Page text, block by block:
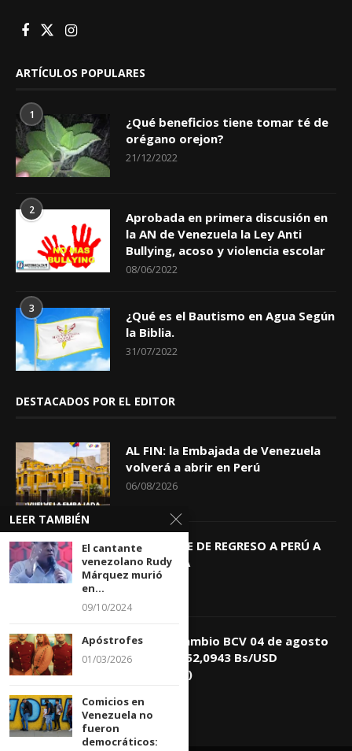
ARTÍCULOS POPULARES
1
¿Qué beneficios tiene tomar té de
orégano orejon?
21/12/2022
2
Aprobada en primera discusión en
la AN de Venezuela la Ley Anti
Bullying, acoso y violencia escolar
08/06/2022
3
¿Qué es el Bautismo en Agua Según
la Biblia.
31/07/2022
DESTACADOS POR EL EDITOR
AL FIN: la Embajada de Venezuela
volverá a abrir en Perú
06/08/2026
KEIKO TRAE DE REGRESO A PERÚ A
GIOVANNA
04/08/2026
Tasa de Cambio BCV 04 de agosto
de 2026: 752,0943 Bs/USD
(+0,4418%)
LEER TAMBIÉN
El cantante
venezolano Rudy
Márquez murió
en...
09/10/2024
Apóstrofes
01/03/2026
Comicios en
Venezuela no
fueron
democráticos: